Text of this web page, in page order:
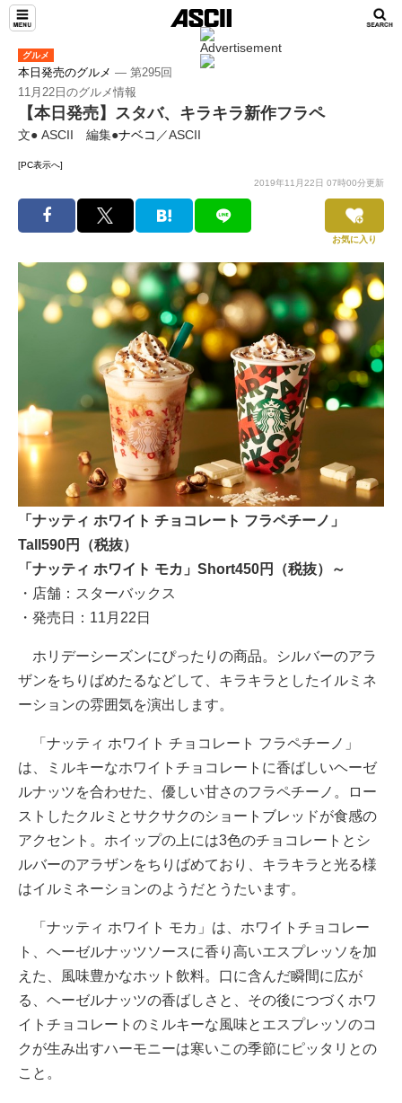
グルメ
本日発売のグルメ ― 第295回
11月22日のグルメ情報
【本日発売】スタバ、キラキラ新作フラペ
文● ASCII 編集●ナベコ ／ASCII
[PC表示へ]
2019年11月22日 07時00分更新
お気に入り
「ナッティ ホワイト チョコレート フラペチーノ」
Tall590円（税抜）
「ナッティ ホワイト モカ」Short450円（税抜）～
・店舗：スターバックス
・発売日：11月22日
ホリデーシーズンにぴったりの商品。シルバーのアラ
ザンをちりばめたるなどして、キラキラとしたイルミネ
ーションの雰囲気を演出します。
「ナッティ ホワイト チョコレート フラペチーノ」
は、ミルキーなホワイトチョコレートに香ばしいヘーゼ
ルナッツを合わせた、優しい甘さのフラペチーノ。ロー
ストしたクルミとサクサクのショートブレッドが食感の
アクセント。ホイップの上には3色のチョコレートとシ
ルバーのアラザンをちりばめており、キラキラと光る様
はイルミネーションのようだとうたいます。
「ナッティ ホワイト モカ」は、ホワイトチョコレー
ト、ヘーゼルナッツソースに香り高いエスプレッソを加
えた、風味豊かなホット飲料。口に含んだ瞬間に広が
る、ヘーゼルナッツの香ばしさと、その後につづくホワ
イトチョコレートのミルキーな風味とエスプレッソのコ
クが生み出すハーモニーは寒いこの季節にピッタリとの
こと。